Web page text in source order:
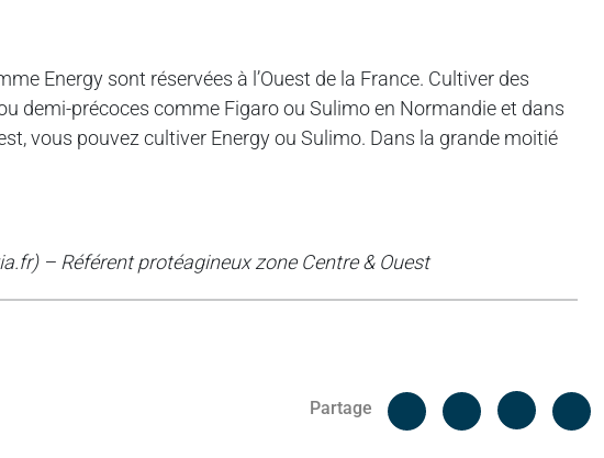
Energy sont réservées à l’Ouest de la France. Cultiver des
demi-précoces comme Figaro ou Sulimo en Normandie et dans
vous pouvez cultiver Energy ou Sulimo. Dans la grande moitié
– Référent protéagineux zone Centre & Ouest
Partage
Facebook